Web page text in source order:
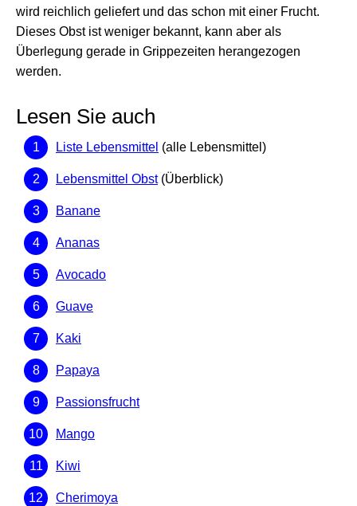
wird reichlich geliefert und das schon mit einer Frucht.
Dieses Obst ist weniger bekannt, kann aber als
Überlegung gerade in Grippezeiten herangezogen
werden.
Lesen Sie auch
Liste Lebensmittel (alle Lebensmittel)
Lebensmittel Obst(Überblick)
Banane
Ananas
Avocado
Guave
Kaki
Papaya
Passionsfrucht
Mango
Kiwi
Cherimoya